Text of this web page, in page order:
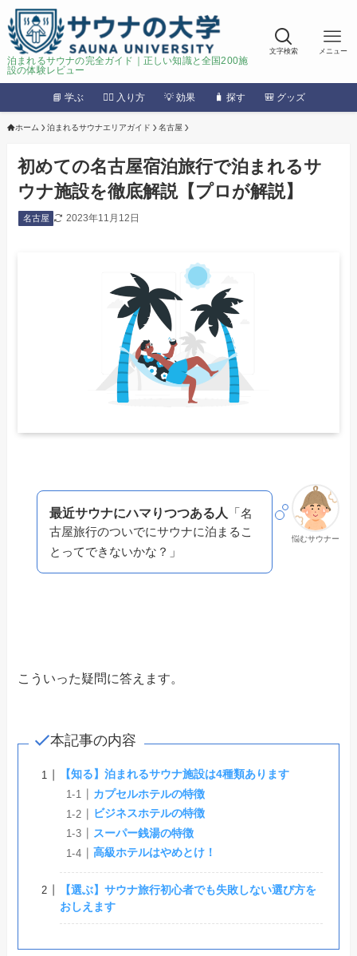
泊まれるサウナの完全ガイド｜正しい知識と全国200施
設の体験レビュー
文字検索 メニュー
📘 学ぶ 🧖‍♂️ 入り方 💡 効果 🧳 探す 🎒 グッズ
ホーム 泊まれるサウナエリアガイド 名古屋
初めての名古屋宿泊旅行で泊まれるサ
ウナ施設を徹底解説【プロが解説】
名古屋 2023年11月12日
悩むサウナー
最近サウナにハマりつつある人 「 名
古屋旅行のついでにサウナに泊まるこ
とってできないかな？
」
こういった疑問に答えます。
本記事の内容
【知る】泊まれるサウナ施設は4種類あります
カプセルホテルの特徴
ビジネスホテルの特徴
スーパー銭湯の特徴
高級ホテルはやめとけ！
【選ぶ】サウナ旅行初心者でも失敗しない選び方を
おしえます